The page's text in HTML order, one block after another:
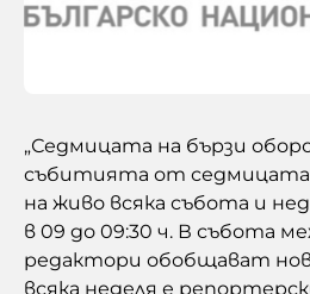
БНР
Архивен фонд на БНР
„Седмицата на бързи
събитията от седмицата,
на живо всяка събота и
в 09 до 09:30 ч. В събота
редактори обобщават
всяка неделя е